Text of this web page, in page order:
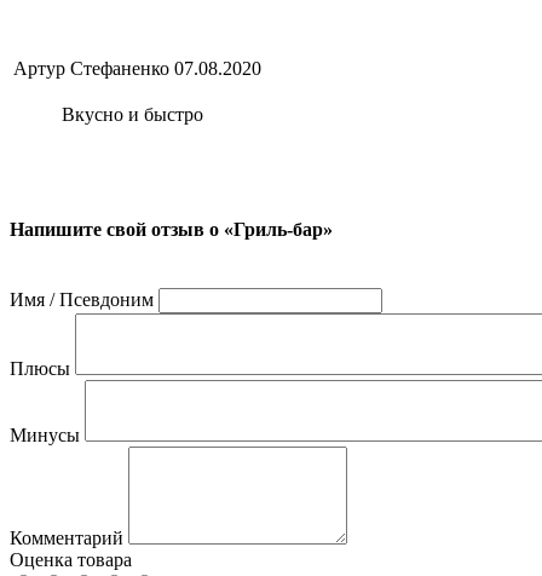
Артур Стефаненко 07.08.2020
Вкусно и быстро
Напишите свой отзыв о «Гриль-бар»
Имя / Псевдоним
Плюсы
Минусы
Комментарий
Оценка товара